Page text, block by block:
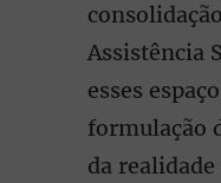
Assistência
esses
formulação
da